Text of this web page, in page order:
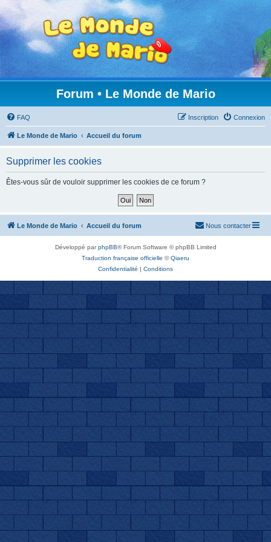
Forum • Le Monde de Mario
FAQ Connexion
Inscription
Le Monde de Mario Accueil du forum
Supprimer les cookies
Êtes-vous sûr de vouloir supprimer les cookies de ce forum ?
Le Monde de Mario Accueil du forum Nous contacter
Développé parphpBB® Forum Software © phpBB Limited
Traduction française officielle ©Qiaeru
Confidentialité | Conditions